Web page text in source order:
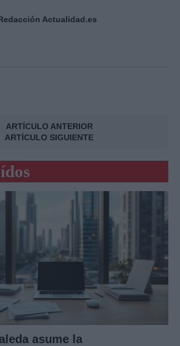
Actualidad.es
ARTÍCULO ANTERIOR
ARTÍCULO SIGUIENTE
asume la